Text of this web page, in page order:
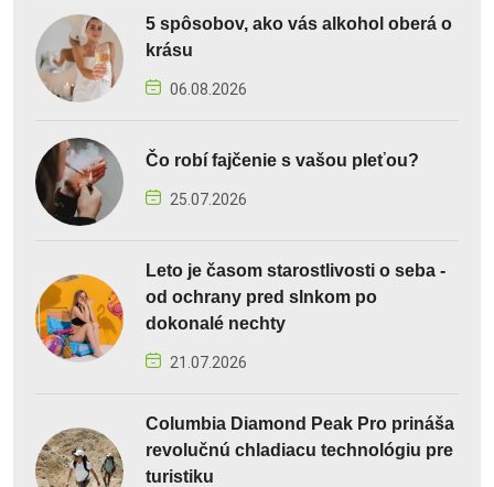
5 spôsobov, ako vás alkohol oberá o
krásu
06.08.2026
Čo robí fajčenie s vašou pleťou?
25.07.2026
Leto je časom starostlivosti o seba -
od ochrany pred slnkom po
dokonalé nechty
21.07.2026
Columbia Diamond Peak Pro prináša
revolučnú chladiacu technológiu pre
turistiku